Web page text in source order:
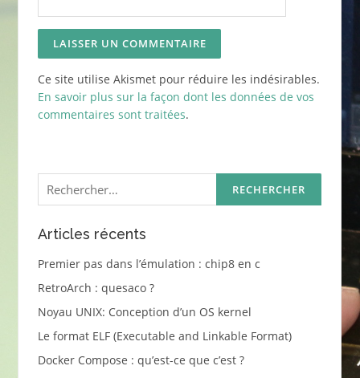
Ce site utilise Akismet pour réduire les indésirables.
En savoir plus sur la façon dont les données de vos
commentaires sont traitées.
Rechercher :
Articles récents
Premier pas dans l’émulation : chip8 en c
RetroArch : quesaco ?
Noyau UNIX: Conception d’un OS kernel
Le format ELF (Executable and Linkable Format)
Docker Compose : qu’est-ce que c’est ?